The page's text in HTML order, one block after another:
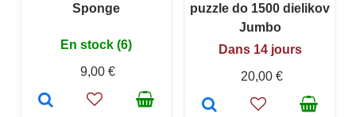
Sponge
En stock (6)
9,00 €
puzzle do 1500 dielikov
Jumbo
Dans 14 jours
20,00 €